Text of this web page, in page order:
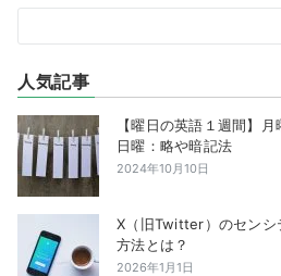
人気記事
【曜日の英語１週間】
日曜：略や暗記法
2024年10月10日
X（旧Twitter）のセンシ
方法とは？
2026年1月1日